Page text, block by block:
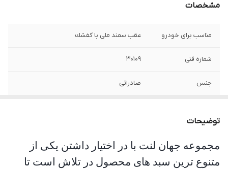
مشخصات
مناسب برای خودرو عقب سمند ملی با كفشك
شماره فنی 30109
جنس صادراتی
توضیحات
مجموعه جهان لنت با در اختیار داشتن یکی از
متنوع ترین سبد های محصول در تلاش است تا